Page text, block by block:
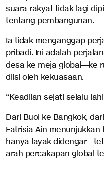
suara rakyat tidak lagi
tentang pembangunan.
Ia tidak menganggap
pribadi. Ini adalah
desa ke meja global—ke
diisi oleh kekuasaan.
“Keadilan sejati selalu
Dari Buol ke Bangkok,
Fatrisia Ain
hanya layak
arah percakapan global